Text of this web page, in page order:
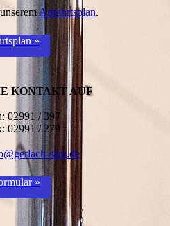
Anfahrtsplan.
»
KONTAKT AUF
02991 / 397
02991 / 279
sani.de
»